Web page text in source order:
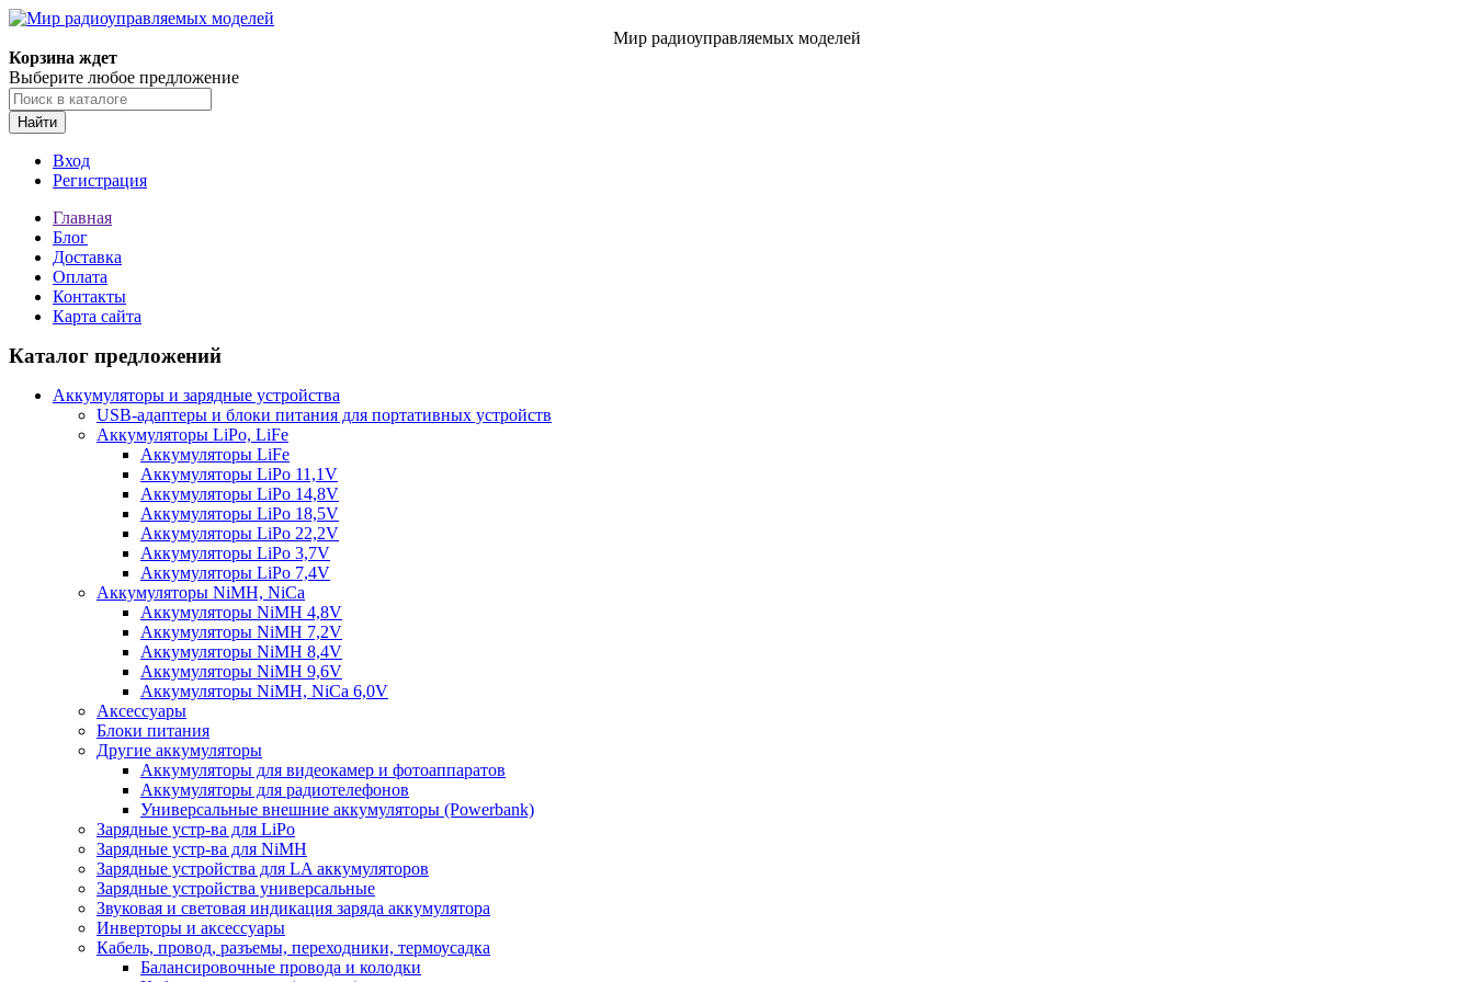
Мир радиоуправляемых моделей
Корзина ждет
Выберите любое предложение
Найти
Вход
Регистрация
Главная
Блог
Доставка
Оплата
Контакты
Карта сайта
Каталог предложений
Аккумуляторы и зарядные устройства
USB-адаптеры и блоки питания для портативных устройств
Аккумуляторы LiPo, LiFe
Аккумуляторы LiFe
Аккумуляторы LiPo 11,1V
Аккумуляторы LiPo 14,8V
Аккумуляторы LiPo 18,5V
Аккумуляторы LiPo 22,2V
Аккумуляторы LiPo 3,7V
Аккумуляторы LiPo 7,4V
Аккумуляторы NiMH, NiCa
Аккумуляторы NiMH 4,8V
Аккумуляторы NiMH 7,2V
Аккумуляторы NiMH 8,4V
Аккумуляторы NiMH 9,6V
Аккумуляторы NiMH, NiCa 6,0V
Аксессуары
Блоки питания
Другие аккумуляторы
Аккумуляторы для видеокамер и фотоаппаратов
Аккумуляторы для радиотелефонов
Универсальные внешние аккумуляторы (Powerbank)
Зарядные устр-ва для LiPo
Зарядные устр-ва для NiMH
Зарядные устройства для LA аккумуляторов
Зарядные устройства универсальные
Звуковая и световая индикация заряда аккумулятора
Инверторы и аксессуары
Кабель, провод, разъемы, переходники, термоусадка
Балансировочные провода и колодки